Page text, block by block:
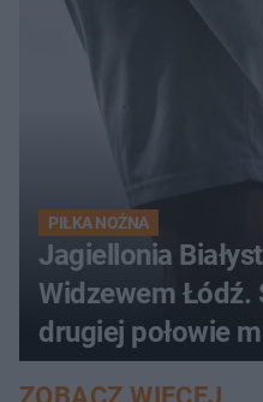
PIŁKA NOŻNA
Jagiellonia
Widzewem Łódź.
drugiej połowie